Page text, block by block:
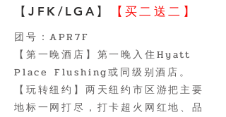
【JFK/LGA】
【买二送二】
团号：APR7F
【第一晚酒店】第一晚入住Hyatt
Place Flushing或同级别酒店。
【玩转纽约】两天纽约市区游把主要
地标一网打尽，打卡超火网红地、品